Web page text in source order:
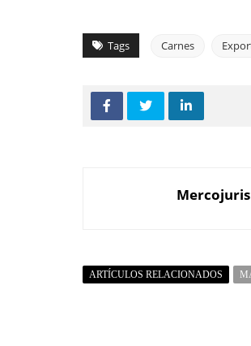
Tags Carnes
Mercojuris
ARTÍCULOS RELACIONADOS